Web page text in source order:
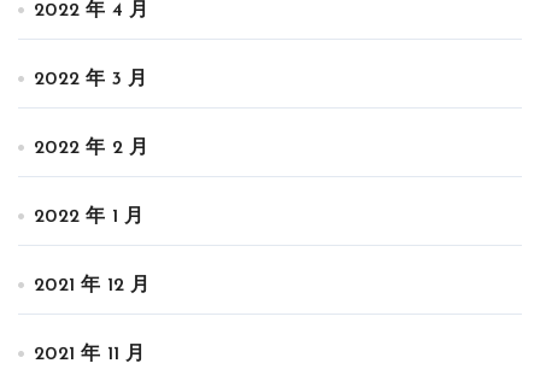
2022 年 4 月
2022 年 3 月
2022 年 2 月
2022 年 1 月
2021 年 12 月
2021 年 11 月